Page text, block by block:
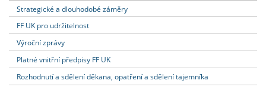
Strategické a dlouhodobé záměry
FF UK pro udržitelnost
Výroční zprávy
Platné vnitřní předpisy FF UK
Rozhodnutí a sdělení děkana, opatření a sdělení tajemníka